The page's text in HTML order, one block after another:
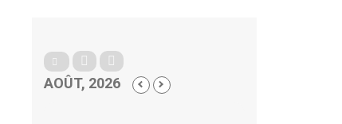
AOÛT, 2026